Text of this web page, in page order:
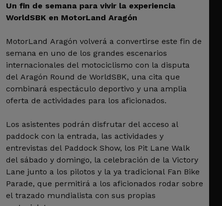
Un fin de semana para vivir la experiencia
WorldSBK en MotorLand Aragón
MotorLand Aragón volverá a convertirse este fin de
semana en uno de los grandes escenarios
internacionales del motociclismo con la disputa
del Aragón Round de WorldSBK, una cita que
combinará espectáculo deportivo y una amplia
oferta de actividades para los aficionados.
Los asistentes podrán disfrutar del acceso al
paddock con la entrada, las actividades y
entrevistas del Paddock Show, los Pit Lane Walk
del sábado y domingo, la celebración de la Victory
Lane junto a los pilotos y la ya tradicional Fan Bike
Parade, que permitirá a los aficionados rodar sobre
el trazado mundialista con sus propias